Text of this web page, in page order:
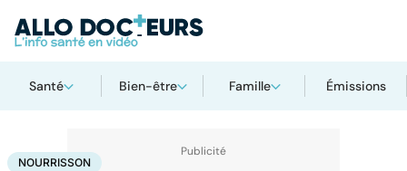
Santé Bien-être Famille Émissions
AccueilSantéNourrisson
NOURRISSON